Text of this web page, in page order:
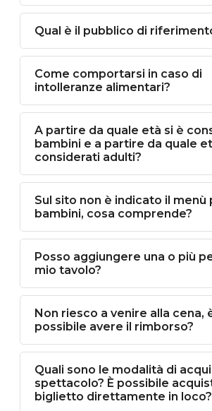
Qual è il pubblico di
Come comportarsi in caso di
intolleranze alimentari?
A partire da quale età si è
bambini e a partire da quale
considerati adulti?
Sul sito non è indicato il menù
bambini, cosa comprende?
Posso aggiungere una o più
mio tavolo?
Non riesco a venire alla cena,
possibile avere il rimborso?
Quali sono le modalità di
spettacolo? È possibile
biglietto direttamente in loco?